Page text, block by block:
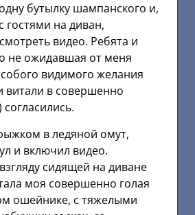
бутылку шампанского и,
гостями на диван,
видео. Ребята и
не ожидавшая от меня
видимого желания
витали в совершенно
согласились.
в ледяной омут,
и включил видео.
сидящей на диване
моя совершенно голая
ошейнике, с тяжелыми